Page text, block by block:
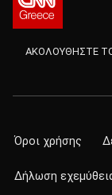
ΑΚΟΛΟΥΘΗΣΤΕ ΤΟ
Όροι χρήσης
Δήλωση